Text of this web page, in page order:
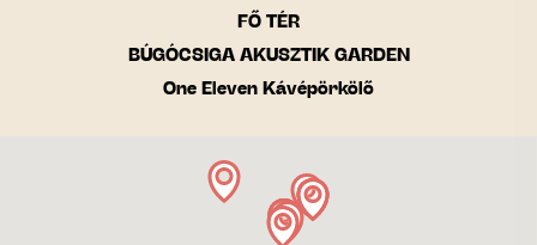
FŐ TÉR
BÚGÓCSIGA AKUSZTIK GARDEN
One Eleven Kávépörkölő